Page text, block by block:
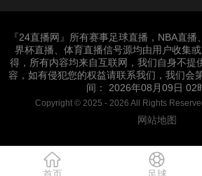
『24直播网』所有赛事足球直播，NBA直
界杯直播、体育直播信号源均由用户收集
得，所有内容均来自互联网，我们自身不提
容，如有侵犯您的权益请联系我们，我们会
间： 2026年08月09日 02
Copyright © 2025 - 2026 All Rights
网站地图